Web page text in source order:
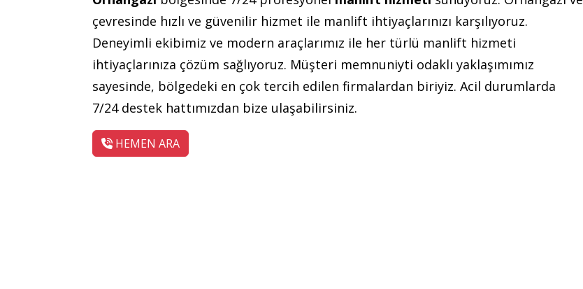
çevresinde hızlı ve güvenilir hizmet ile manlift ihtiyaçlarınızı karşılıyoruz.
Deneyimli ekibimiz ve modern araçlarımız ile her türlü manlift hizmeti
ihtiyaçlarınıza çözüm sağlıyoruz. Müşteri memnuniyti odaklı yaklaşımımız
sayesinde, bölgedeki en çok tercih edilen firmalardan biriyiz. Acil durumlarda
7/24 destek hattımızdan bize ulaşabilirsiniz.
HEMEN ARA